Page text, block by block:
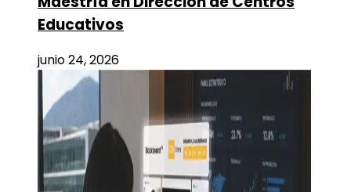
Educativos
junio 24, 2026